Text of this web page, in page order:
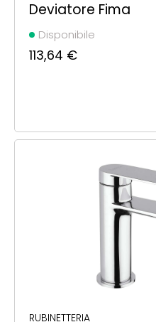
Deviatore Fima
Disponibile
113,64 €
RUBINETTERIA